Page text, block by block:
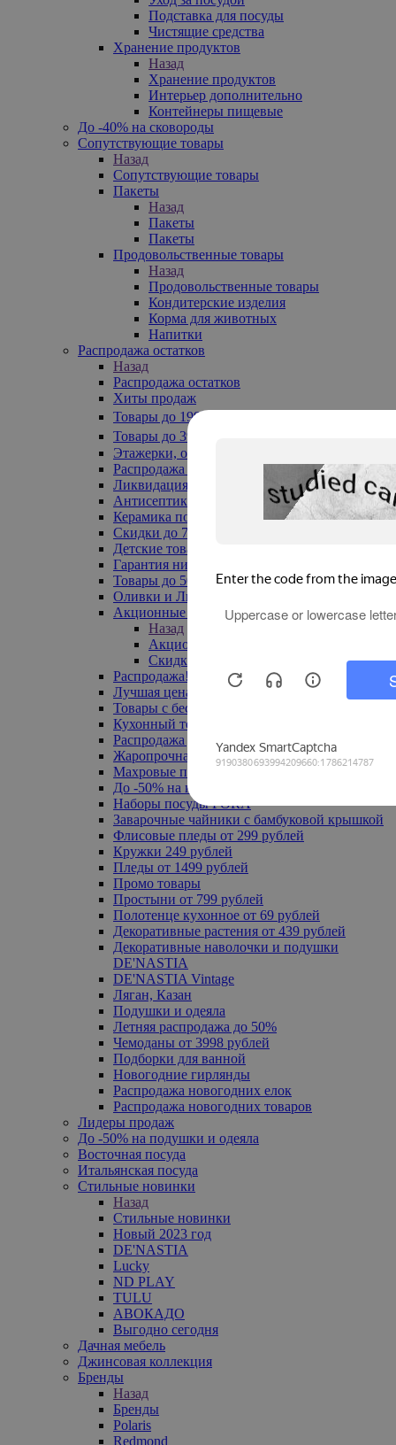
Подставка для посуды
Чистящие средства
Хранение продуктов
Назад
Хранение продуктов
Интерьер дополнительно
Контейнеры пищевые
До -40% на сковороды
Сопутствующие товары
Назад
Сопутствующие товары
Пакеты
Назад
Пакеты
Пакеты
Продовольственные товары
Назад
Продовольственные товары
Кондитерские изделия
Корма для животных
Напитки
Распродажа остатков
Назад
Распродажа остатков
Хиты продаж
Товары до 199₽
Товары до 399₽
Этажерки, обувницы
Распродажа текстиля до -50%
Ликвидация до -70%
Антисептики
Керамика по 129 руб
Скидки до 70%
Детские товары
Гарантия низкой цены
Товары до 500 руб
Оливки и Лимоны
Акционные товары
Назад
Акционные товары
Скидка 20% по промокоду
Распродажа! Ульяновск до -70%
Лучшая цена
Товары с бесплатной доставкой
Кухонный текстиль
Распродажа до -50%
Жаропрочная посуда
Махровые полотенца
До -50% на ковры
Наборы посуды FORA
Заварочные чайники с бамбуковой крышкой
Флисовые пледы от 299 рублей
Кружки 249 рублей
Пледы от 1499 рублей
Промо товары
Простыни от 799 рублей
Полотенце кухонное от 69 рублей
Декоративные растения от 439 рублей
Декоративные наволочки и подушки
DE'NASTIA
DE'NASTIA Vintage
Ляган, Казан
Подушки и одеяла
Летняя распродажа до 50%
Чемоданы от 3998 рублей
Подборки для ванной
Новогодние гирлянды
Распродажа новогодних елок
Распродажа новогодних товаров
Лидеры продаж
До -50% на подушки и одеяла
Восточная посуда
Итальянская посуда
Стильные новинки
Назад
Стильные новинки
Новый 2023 год
DE'NASTIA
Lucky
ND PLAY
TULU
АВОКАДО
Выгодно сегодня
Дачная мебель
Джинсовая коллекция
Бренды
Назад
Бренды
Polaris
Redmond